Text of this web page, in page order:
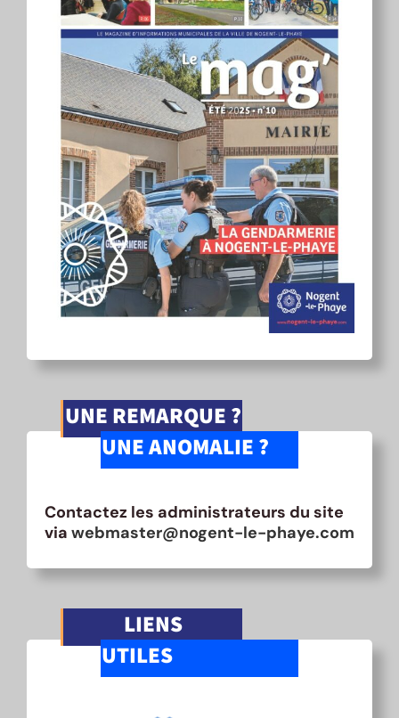
UNE REMARQUE ?
UNE ANOMALIE ?
Contactez les administrateurs du site
via webmaster@nogent-le-phaye.com
LIENS
UTILES